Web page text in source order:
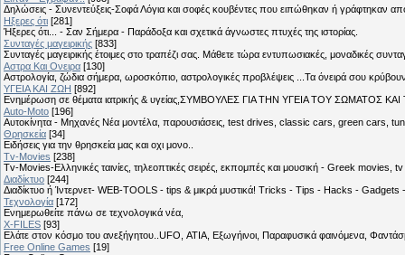
Δηλώσεις - Συνεντεύξεις-Σοφά Λόγια και σοφές κουβέντες που ειπώθηκαν ή
Hξερες ότι [281]
Ήξερες ότι... - Σαν Σήμερα - Παράδοξα και σχετικά άγνωστες πτυχές της ιστορίας.
Συνταγές μαγειρικής [833]
Συνταγές μαγειρικής έτοιμες στο τραπέζι σας. Μάθετε τώρα εντυπωσιακές, μοναδικές
Αστρα Και Ονειρα [130]
Αστρολογία, ζώδια σήμερα, ωροσκόπιο, αστρολογικές προβλέψεις ...Τα όνειρά σου
ΥΓΕΙΑ ΚΑΙ ΖΩΗ [892]
Eνημέρωση σε θέματα ιατρικής & υγείας,ΣΥΜΒΟΥΛΕΣ ΓΙΑ ΤΗΝ ΥΓΕΙΑ ΤΟΥ ΣΩΜΑΤΟΣ
Auto-Moto [196]
Αυτοκίνητα - Μηχανές Νέα μοντέλα, παρουσιάσεις, test drives, classic cars, green cars,
Θρησκεία [34]
Ειδήσεις για την θρησκεία μας και οχι μονο..
Tv-Movies [238]
Tv-Movies-Ελληνικές ταινίες, τηλεοπτικές σειρές, εκπομπές και μουσική - Greek movies,
Διαδίκτυο [244]
Διαδίκτυο ή Ίντερνετ- WEB-TOOLS - tips & μικρά μυστικά! Tricks - Tips - Hacks - Gadgets
Τεχνολογία [172]
Ενημερωθείτε πάνω σε τεχνολογικά νέα,
X-FILES [93]
Ελάτε στον κόσμο του ανεξήγητου..UFO, ΑΤΙΑ, Εξωγήινοι, Παραφυσικά φαινόμενα,
Free Online Games [19]